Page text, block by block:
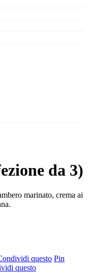
da 3)
marinato, crema ai
questo Pin
questo